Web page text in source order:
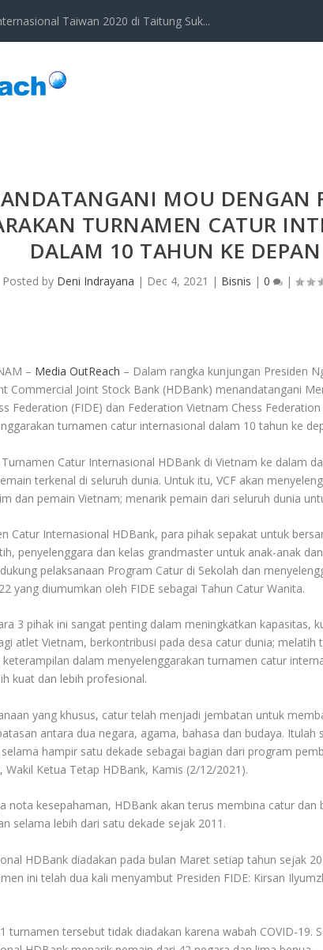
Taiwan 2020 di Taitung Suk...
MOU DENGAN
TURNAMEN CATUR
DALAM 10 TAHUN KE DEPAN
Posted by Deni Indrayana | Dec 4, 2021 | Bisnis |0 |
– Media OutReach – Dalam rangka kunjungan Presiden
Commercial Joint Stock Bank (HDBank) menandatangani
Federation (FIDE) dan Federation Vietnam Chess
turnamen catur internasional dalam 10 tahun ke
Catur Internasional HDBank di Vietnam ke dalam
terkenal di seluruh dunia. Untuk itu, VCF akan
dan pemain Vietnam; menarik pemain dari seluruh dunia
Catur Internasional HDBank, para pihak sepakat untuk
penyelenggara dan kelas grandmaster untuk anak-anak
pelaksanaan Program Catur di Sekolah dan
yang diumumkan oleh FIDE sebagai Tahun Catur Wanita.
3 pihak ini sangat penting dalam meningkatkan kapasitas,
atlet Vietnam, berkontribusi pada desa catur dunia; melatih
dalam menyelenggarakan turnamen catur
kuat dan lebih profesional.
yang khusus, catur telah menjadi jembatan untuk
antara dua negara, agama, bahasa dan budaya. Itulah
hampir satu dekade sebagai bagian dari program
Wakil Ketua Tetap HDBank, Kamis (2/12/2021).
nota kesepahaman, HDBank akan terus membina catur dan
selama lebih dari satu dekade sejak 2011.
HDBank diadakan pada bulan Maret setiap tahun sejak
ini telah dua kali menyambut Presiden FIDE: Kirsan
turnamen tersebut tidak diadakan karena wabah COVID-19.